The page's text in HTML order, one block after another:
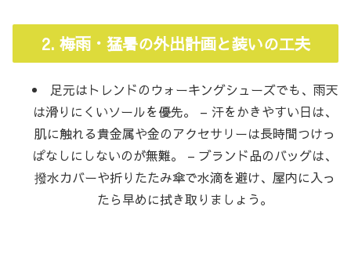
2. 梅雨・猛暑の外出計画と装いの工夫
足元はトレンドのウォーキングシューズでも、雨天
は滑りにくいソールを優先。 – 汗をかきやすい日は、
肌に触れる貴金属や金のアクセサリーは長時間つけっ
ぱなしにしないのが無難。 – ブランド品のバッグは、
撥水カバーや折りたたみ傘で水滴を避け、屋内に入っ
たら早めに拭き取りましょう。